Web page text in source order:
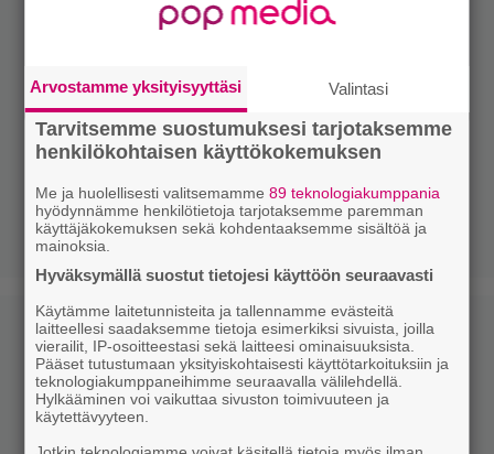
Arvostamme yksityisyyttäsi Valintasi
Tarvitsemme suostumuksesi tarjotaksemme
henkilökohtaisen käyttökokemuksen
Me ja huolellisesti valitsemamme89 teknologiakumppania
hyödynnämme henkilötietoja tarjotaksemme paremman
käyttäjäkokemuksen sekä kohdentaaksemme sisältöä ja
mainoksia.
Hyväksymällä suostut tietojesi käyttöön seuraavasti
Käytämme laitetunnisteita ja tallennamme evästeitä
laitteellesi saadaksemme tietoja esimerkiksi sivuista, joilla
vierailit, IP-osoitteestasi sekä laitteesi ominaisuuksista.
Pääset tutustumaan yksityiskohtaisesti käyttötarkoituksiin ja
teknologiakumppaneihimme seuraavalla välilehdellä.
Hylkääminen voi vaikuttaa sivuston toimivuuteen ja
käytettävyyteen.